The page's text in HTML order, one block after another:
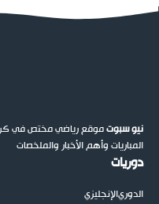
نيو سبوتموقع رياضي مختص في كرة
المباريات وأهم الأخبار والملخصات
دوريات
الدوريالإنجليزي